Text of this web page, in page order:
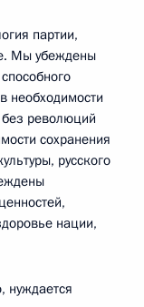
партии,
Мы убеждены
необходимости
без революций
сохранения
русского
нации,
нуждается